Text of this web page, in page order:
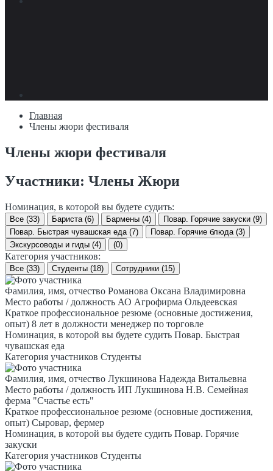
Главная
Члены жюри фестиваля
Члены жюри фестиваля
Участники: Члены Жюри
Номинация, в которой вы будете судить:
Все (33) Бариста (6) Бармены (4)
Повар. Горячие закуски (9)
Повар. Быстрая чувашская еда (7)
Повар. Горячие блюда (3)
Экскурсоводы и гиды (4)
(0)
Категория участников:
Все (33) Студенты (18) Сотрудники (15)
Фамилия, имя, отчество Романова Оксана Владимировна
Место работы / должность АО Агрофирма Ольдеевская
Краткое профессиональное резюме (основные достижения,
опыт) 8 лет в должности менеджер по торговле
Номинация, в которой вы будете судить Повар. Быстрая
чувашская еда
Категория участников Студенты
Фамилия, имя, отчество Лукшинова Надежда Витальевна
Место работы / должность ИП Лукшинова Н.В. Семейная
ферма "Счастье есть"
Краткое профессиональное резюме (основные достижения,
опыт) Сыровар, фермер
Номинация, в которой вы будете судить Повар. Горячие
закуски
Категория участников Студенты